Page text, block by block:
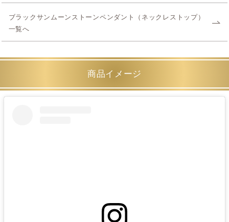
ブラックサンムーンストーンペンダント（ネックレストップ）
一覧へ
商品イメージ